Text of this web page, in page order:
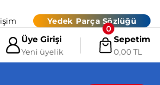
Yedek Parça Sözlüğü
Üye Girişi
Yeni üyelik
Sepetim
0,00 TL
0